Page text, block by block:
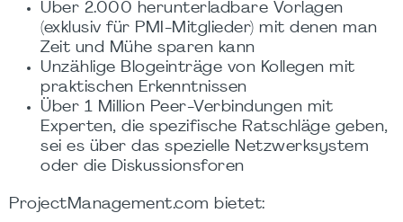
Über 2.000 herunterladbare Vorlagen
(exklusiv für PMI-Mitglieder) mit denen man
Zeit und Mühe sparen kann
Unzählige Blogeinträge von Kollegen mit
praktischen Erkenntnissen
Über 1 Million Peer-Verbindungen mit
Experten, die spezifische Ratschläge geben,
sei es über das spezielle Netzwerksystem
oder die Diskussionsforen
ProjectManagement.com bietet: